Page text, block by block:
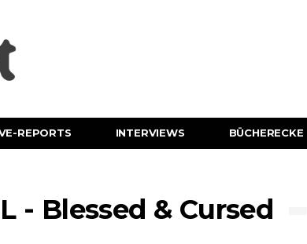
REPORTS INTERVIEWS BÜCHERECKE
- Blessed & Cursed